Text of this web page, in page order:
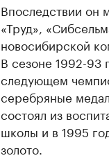
Впоследствии он
«Труд»,
новосибирской
В сезоне 1992-93
следующем
серебряные
состоял из
школы и в 1995
золото.